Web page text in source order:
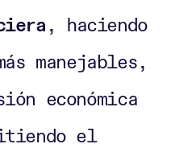
, haciendo
manejables,
económica
el